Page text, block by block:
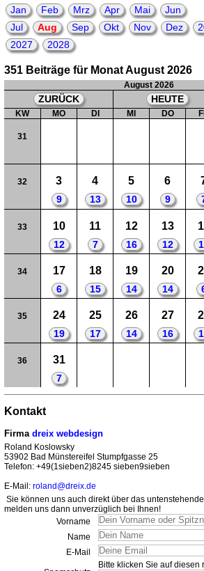
Jan Feb Mrz Apr Mai
Jun
Jul
Aug Sep Okt Nov Dez
2027
2028
351 Beiträge für Monat August 2026
August 2026
ZURÜCK HEUTE
KW MO DI MI DO
31
32 3
9
4
13
5
10
6
9
33 10
12
11
7
12
16
13
12
34 17
6
18
15
19
14
20
14
35 24
19
25
17
26
14
27
16
36 31
7
Kontakt
Firma dreix webdesign
Roland Koslowsky
53902 Bad Münstereifel Stumpfgasse 25
Telefon: +49(1sieben2)8245 sieben9sieben
E-Mail: roland@dreix.de
Sie können uns auch direkt über das
melden uns dann unverzüglich bei Ihnen!
Vorname
Name
E-Mail
Bitte klicken Sie auf diesen